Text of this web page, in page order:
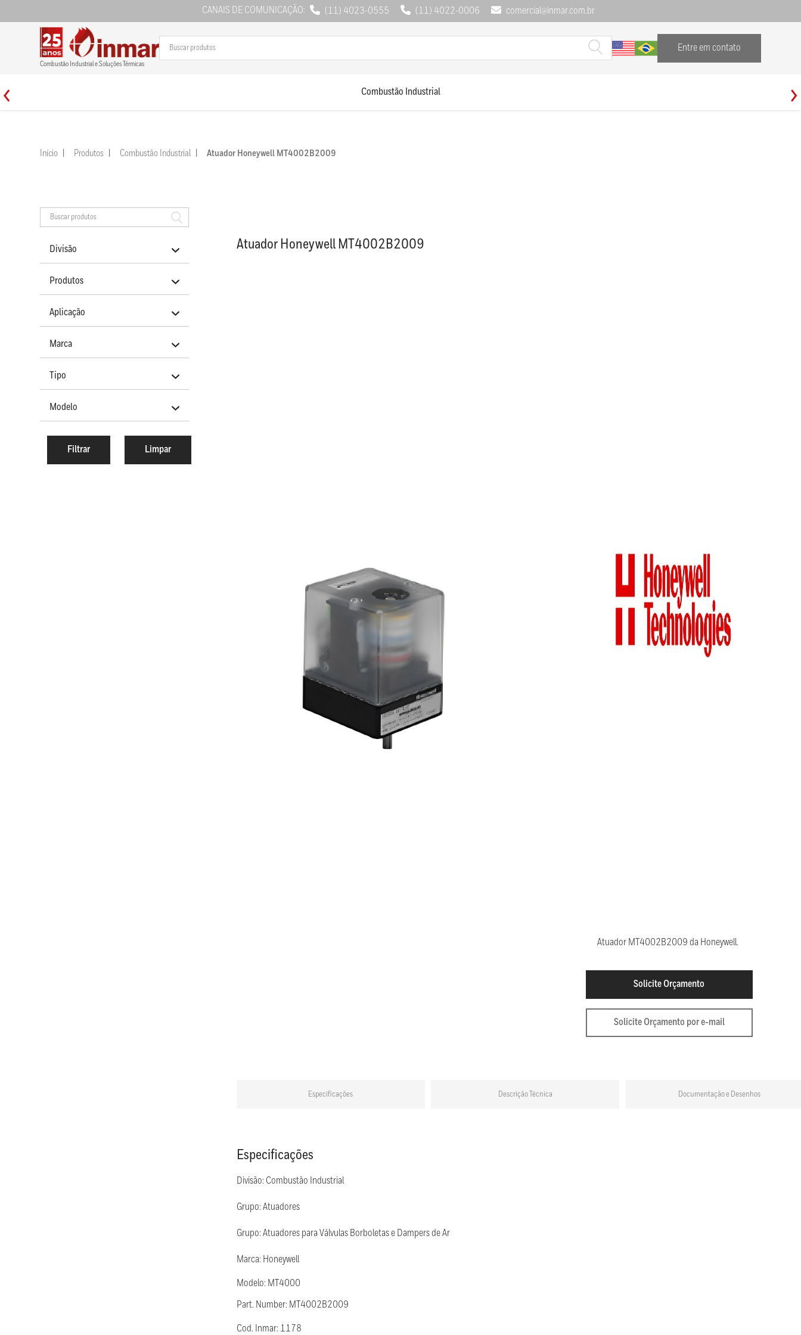
CANAIS DE COMUNICAÇÃO: (11) 4023-0555 (11) 4022-0006 comercial@inmar.com.br
Combustão Industrial e Soluções Térmicas
Entre em contato
Combustão Industrial
Início Produtos Combustão Industrial Atuador Honeywell MT4002B2009
Divisão
Produtos
Aplicação
Marca
Tipo
Modelo
Atuador Honeywell MT4002B2009
Atuador MT4002B2009 da Honeywell.
Solicite Orçamento
Solicite Orçamento por e-mail
Especificações Descrição Técnica Documentação e Desenhos
Especificações
Divisão: Combustão Industrial
Grupo: Atuadores
Grupo: Atuadores para Válvulas Borboletas e Dampers de Ar
Marca: Honeywell
Modelo: MT4000
Part. Number: MT4002B2009
Cod. Inmar: 1178